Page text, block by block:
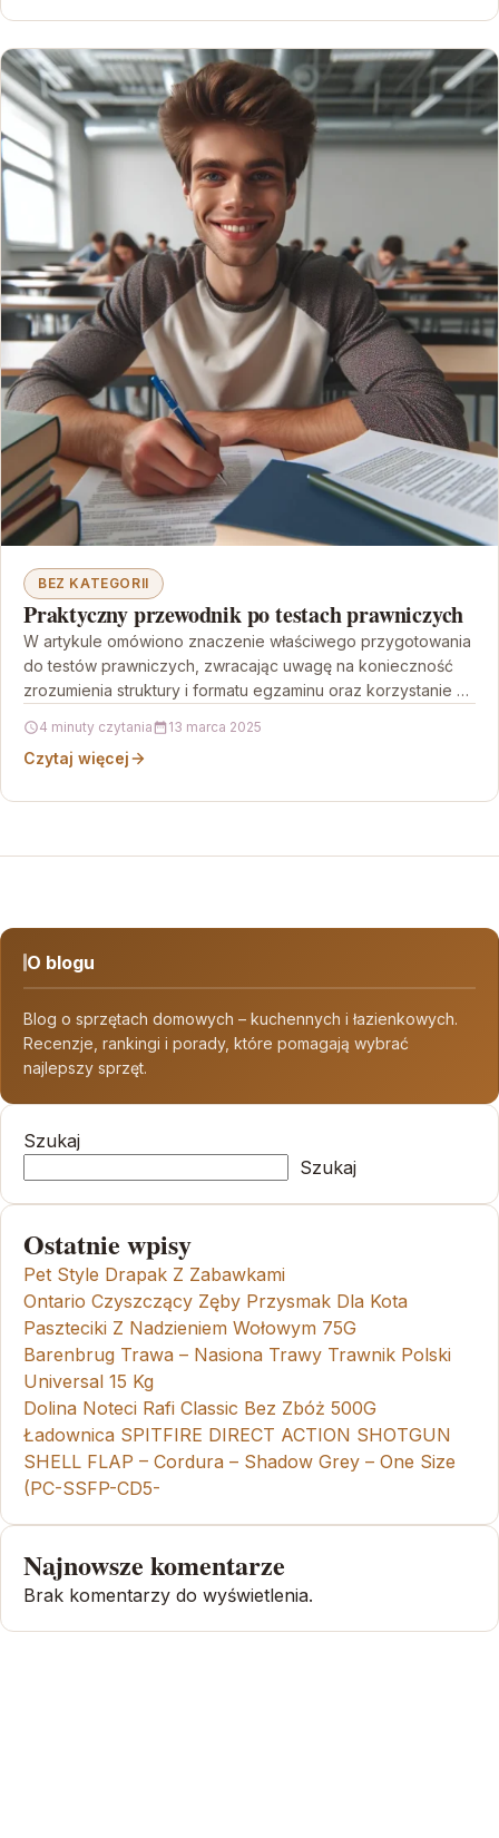
BEZ KATEGORII
Praktyczny przewodnik po testach prawniczych
W artykule omówiono znaczenie właściwego przygotowania
do testów prawniczych, zwracając uwagę na konieczność
zrozumienia struktury i formatu egzaminu oraz korzystanie z
4 minuty czytania 13 marca 2025
Czytaj więcej
O blogu
Blog o sprzętach domowych – kuchennych i łazienkowych.
Recenzje, rankingi i porady, które pomagają wybrać
najlepszy sprzęt.
Szukaj
Szukaj
Ostatnie wpisy
Pet Style Drapak Z Zabawkami
Ontario Czyszczący Zęby Przysmak Dla Kota
Paszteciki Z Nadzieniem Wołowym 75G
Barenbrug Trawa – Nasiona Trawy Trawnik Polski
Universal 15 Kg
Dolina Noteci Rafi Classic Bez Zbóż 500G
Ładownica SPITFIRE DIRECT ACTION SHOTGUN
SHELL FLAP – Cordura – Shadow Grey – One Size
(PC-SSFP-CD5-
Najnowsze komentarze
Brak komentarzy do wyświetlenia.